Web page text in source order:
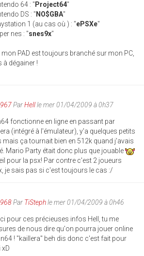
64 : " Project64"
DS : " NO$GBA"
1 (au cas où ) : "ePSXe"
nes : "snes9x"
mon PAD est toujours branché sur mon PC,
à dégainer !
ParHellle mer 01/04/2009 à 0h37
fonctionne en ligne en passant par
(intégré à l'émulateur), y'a quelques petits
mais ça tournait bien en 512k quand j'avais
Mario Party était donc plus que jouable
pour la psx! Par contre c'est 2 joueurs
je sais pas si c'est toujours le cas :/
Par TiStephle mer 01/04/2009 à 0h46
pour ces précieuses infos Hell, tu me
de nous dire qu'on pourra jouer online
n64 ! "kaillera" beh dis donc c'est fait pour